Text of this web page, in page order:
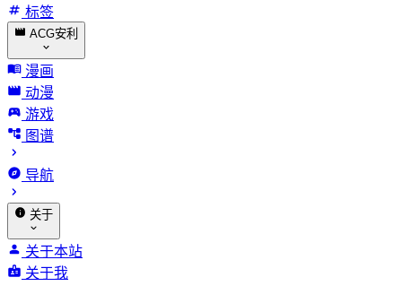
标签
ACG安利
漫画
动漫
游戏
图谱
导航
关于
关于本站
关于我